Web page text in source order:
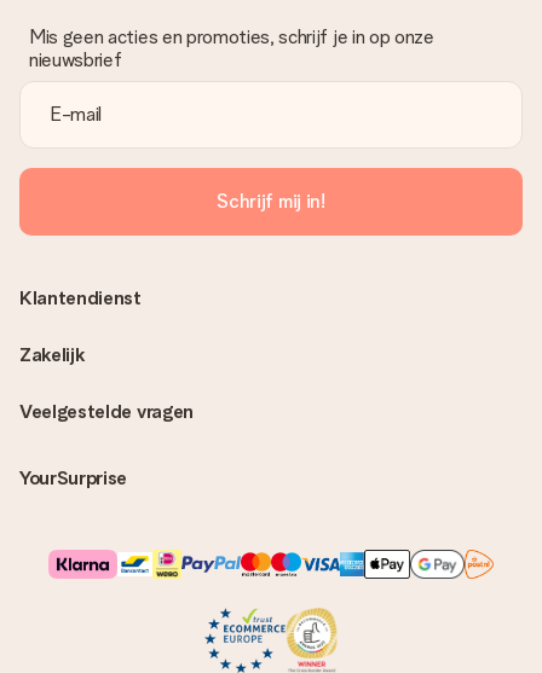
Mis geen acties en promoties, schrijf je in op onze
nieuwsbrief
Schrijf mij in!
Veelgestelde vragen
YourSurprise
Klantendienst
Zakelijk